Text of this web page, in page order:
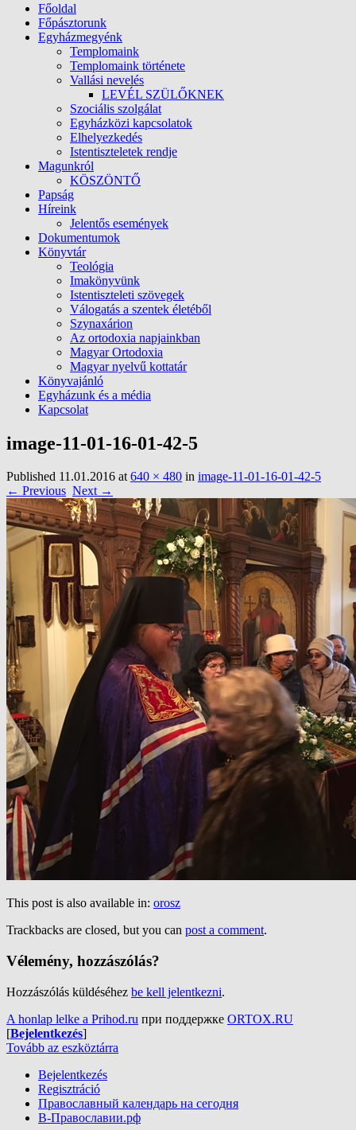
Főoldal
Főpásztorunk
Egyházmegyénk
Templomaink
Templomaink története
Vallási nevelés
LEVÉL SZÜLŐKNEK
Szociális szolgálat
Egyházközi kapcsolatok
Elhelyezkedés
Istentiszteletek rendje
Magunkról
KÖSZÖNTŐ
Papság
Híreink
Jelentős események
Dokumentumok
Könyvtár
Teológia
Imakönyvünk
Istentiszteleti szövegek
Válogatás a szentek életéből
Szynaxárion
Az ortodoxia napjainkban
Magyar Ortodoxia
Magyar nyelvű kottatár
Könyvajánló
Egyházunk és a média
Kapcsolat
image-11-01-16-01-42-5
Published 11.01.2016 at640 × 480 in image-11-01-16-01-42-5
← Previous Next →
This post is also available in: orosz
Trackbacks are closed, but you can post a comment.
Vélemény, hozzászólás?
Hozzászólás küldéséhez be kell jelentkezni.
A honlap lelke a Prihod.ru при поддержке ORTOX.RU
[Bejelentkezés]
Tovább az eszköztárra
Bejelentkezés
Regisztráció
Православный календарь на сегодня
В-Православии.рф